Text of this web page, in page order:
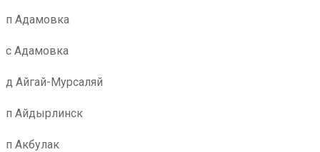
п Адамовка
с Адамовка
д Айгай-Мурсаляй
п Айдырлинск
п Акбулак